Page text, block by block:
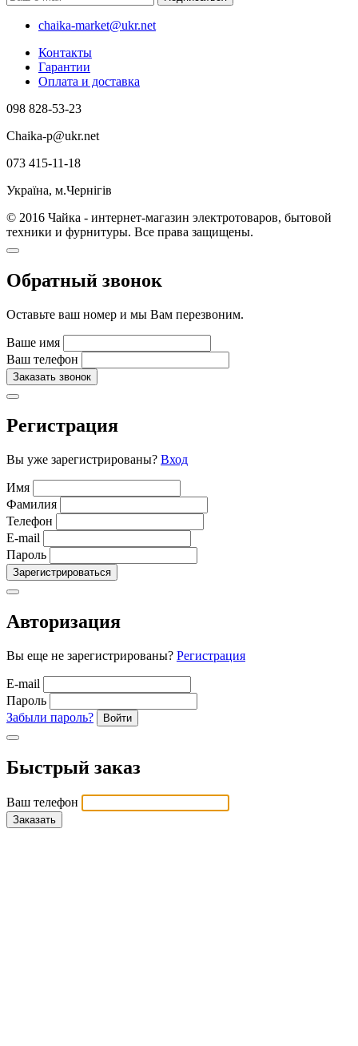
chaika-market@ukr.net
Контакты
Гарантии
Оплата и доставка
098 828-53-23
Chaika-p@ukr.net
073 415-11-18
Україна, м.Чернігів
© 2016 Чайка - интернет-магазин электротоваров, бытовой
техники и фурнитуры. Все права защищены.
Обратный звонок
Оставьте ваш номер и мы Вам перезвоним.
Ваше имя
Ваш телефон
Заказать звонок
Регистрация
Вы уже зарегистрированы? Вход
Имя
Фамилия
Телефон
E-mail
Пароль
Зарегистрироваться
Авторизация
Вы еще не зарегистрированы? Регистрация
E-mail
Пароль
Забыли пароль?
Войти
Быстрый заказ
Ваш телефон
Заказать